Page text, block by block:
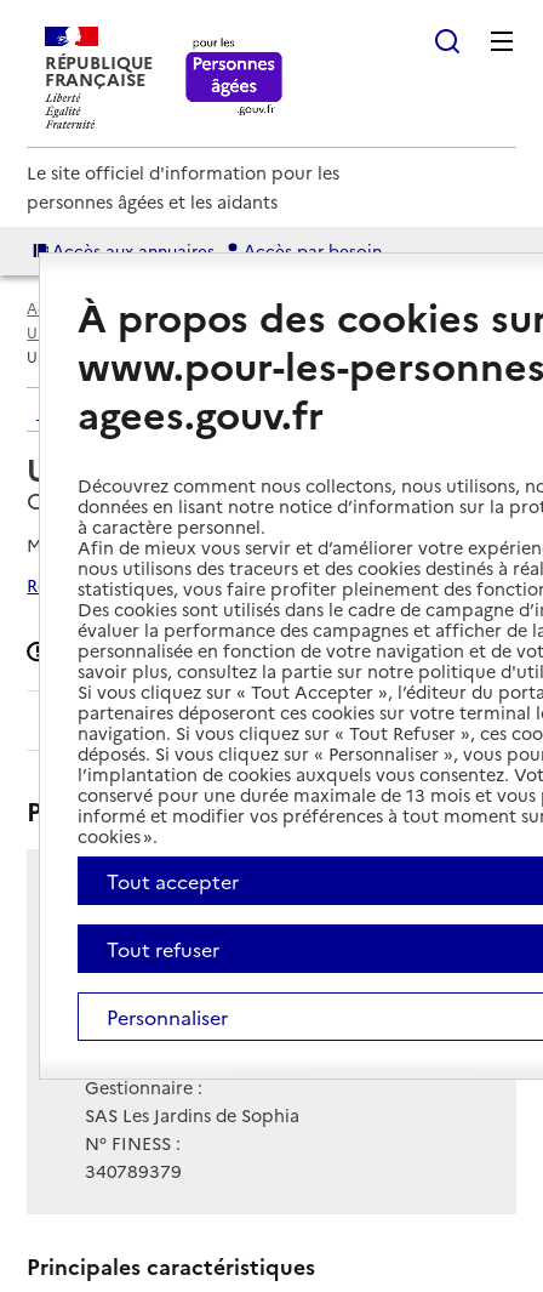
RÉPUBLIQUE
FRANÇAISE
Le site officiel d'information pour les
personnes âgées et les aidants
Accès aux annuaires Accès par besoin
Accueil
Annuaire USLD
USLD par département
Hérault (34)
Castelnau-le-Lez
USLD Les Jardins de Sophia
Retour aux résultats de l'annuaire
USLD Les Jardins de Sophia
Castelnau-le-Lez, HERAULT
Mis à jour le10/12/2024
Rechercher les établissements autour de Castelnau-le-Lez
Signaler une erreur
Sommaire
Présentation
715 mas de Rochet
34170 - Castelnau-le-Lez
Voir itinéraire
Téléphone :
Contact
Contact
Gestionnaire :
SAS Les Jardins de Sophia
N° FINESS :
340789379
Principales caractéristiques
À propos des cookies
www.pour-les-
agees.gouv.fr
Découvrez comment nous collectons, nous utilisons,
données en lisant notre notice d’information sur la
à caractère personnel.
Afin de mieux vous servir et d’améliorer votre
nous utilisons des traceurs et des cookies destinés à
statistiques, vous faire profiter pleinement des
Des cookies sont utilisés dans le cadre de campagne
évaluer la performance des campagnes et afficher de
personnalisée en fonction de votre navigation et de
savoir plus, consultez la partie sur notre politique
Si vous cliquez sur « Tout Accepter », l’éditeur du
partenaires déposeront ces cookies sur votre terminal
navigation. Si vous cliquez sur « Tout Refuser », ces
déposés. Si vous cliquez sur « Personnaliser », vous
l’implantation de cookies auxquels vous consentez.
conservé pour une durée maximale de 13 mois et
informé et modifier vos préférences à tout moment
cookies ».
Tout accepter
Tout refuser
Personnaliser